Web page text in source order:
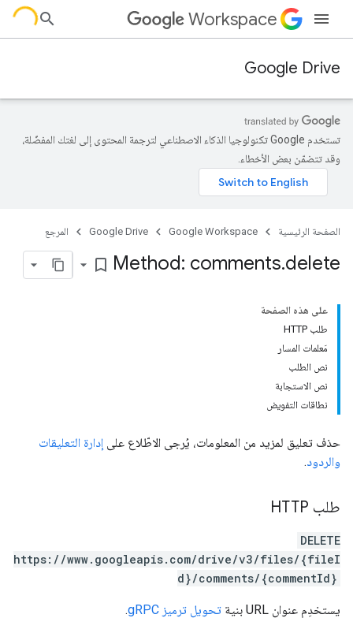
Workspace
Google Drive
تستخدم Google تكنولوجيا الذكاء الاصطناعي لترجمة المحتوى إلى لغتك المفضّلة،
وقد تتضمّن بعض الأخطاء.
الصفحة الرئيسية Google Workspace
Google Drive المرجع
Method: comments.delete
bookmark_border
على هذه الصفحة
طلب HTTP
مَعلمات المسار
نص الطلب
نص الاستجابة
نطاقات التفويض
حذف تعليق لمزيد من المعلومات، يُرجى الاطّلاع على إدارة التعليقات
والردود.
طلب HTTP
DELETE
https://www.googleapis.com/drive/v3/files/{fileI
d}/comments/{commentId}
يستخدِم عنوان URL بنية تحويل ترميز gRPC .